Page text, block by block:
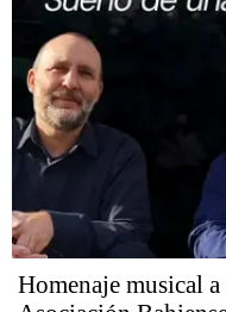
Homenaje musical a